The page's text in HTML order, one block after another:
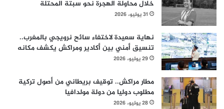
خلال محاولة الهجرة نحو سبتة المحتلة
31 يوليو، 2026
نهاية سعيدة لاختفاء سائح نرويجي بالمغرب..
تنسيق أمني بين أكادير ومراكش يكشف مكانه
29 يوليو، 2026
مطار مراكش.. توقيف بريطاني من أصول تركية
مطلوب دوليا من دولة مولدافيا
28 يوليو، 2026